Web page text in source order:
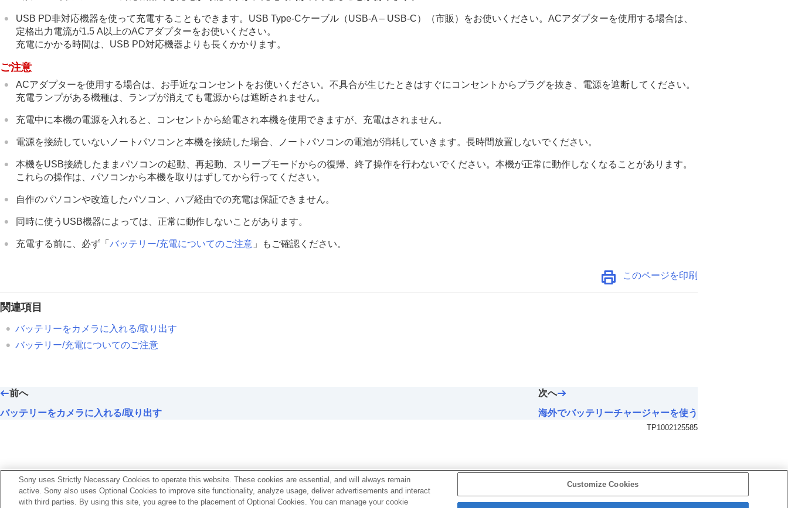
USB PD非対応機器を使って充電することもできます。USB Type-Cケーブル（USB-A – USB-C）（市販）をお使いください。ACアダプターを使用する場合は、
定格出力電流が1.5 A以上のACアダプターをお使いください。
充電にかかる時間は、USB PD対応機器よりも長くかかります。
ご注意
ACアダプターを使用する場合は、お手近なコンセントをお使いください。不具合が生じたときはすぐにコンセントからプラグを抜き、電源を遮断してください。
充電ランプがある機種は、ランプが消えても電源からは遮断されません。
充電中に本機の電源を入れると、コンセントから給電され本機を使用できますが、充電はされません。
電源を接続していないノートパソコンと本機を接続した場合、ノートパソコンの電池が消耗していきます。長時間放置しないでください。
本機をUSB接続したままパソコンの起動、再起動、スリープモードからの復帰、終了操作を行わないでください。本機が正常に動作しなくなることがあります。
これらの操作は、パソコンから本機を取りはずしてから行ってください。
自作のパソコンや改造したパソコン、ハブ経由での充電は保証できません。
同時に使うUSB機器によっては、正常に動作しないことがあります。
充電する前に、必ず「バッテリー/充電についてのご注意 」もご確認ください。
このページを印刷
関連項目
バッテリーをカメラに入れる/取り出す
バッテリー/充電についてのご注意
前へ
バッテリーをカメラに入れる/取り出す
次へ
海外でバッテリーチャージャーを使う
TP1002125585
Sony uses Strictly Necessary Cookies to operate this website. These cookies are essential, and will always remain
active. Sony also uses Optional Cookies to improve site functionality, analyze usage, deliver advertisements and interact
with third parties. By using this site, you agree to the placement of Optional Cookies. You can manage your cookie
Customize Cookies